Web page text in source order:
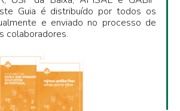
Guia é distribuído por todos os
e enviado no processo de
colaboradores.